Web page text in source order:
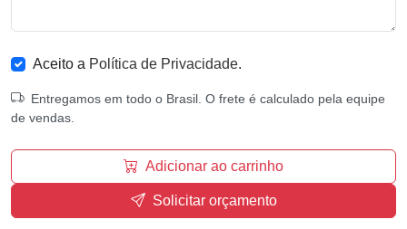
Aceito a Política de Privacidade.
Entregamos em todo o Brasil. O frete é calculado pela equipe
de vendas.
Adicionar ao carrinho
Solicitar orçamento